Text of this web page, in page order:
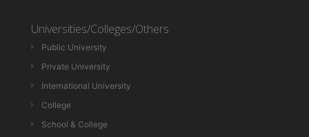
Universities/Colleges/Others
Public University
Private University
International University
College
School & College